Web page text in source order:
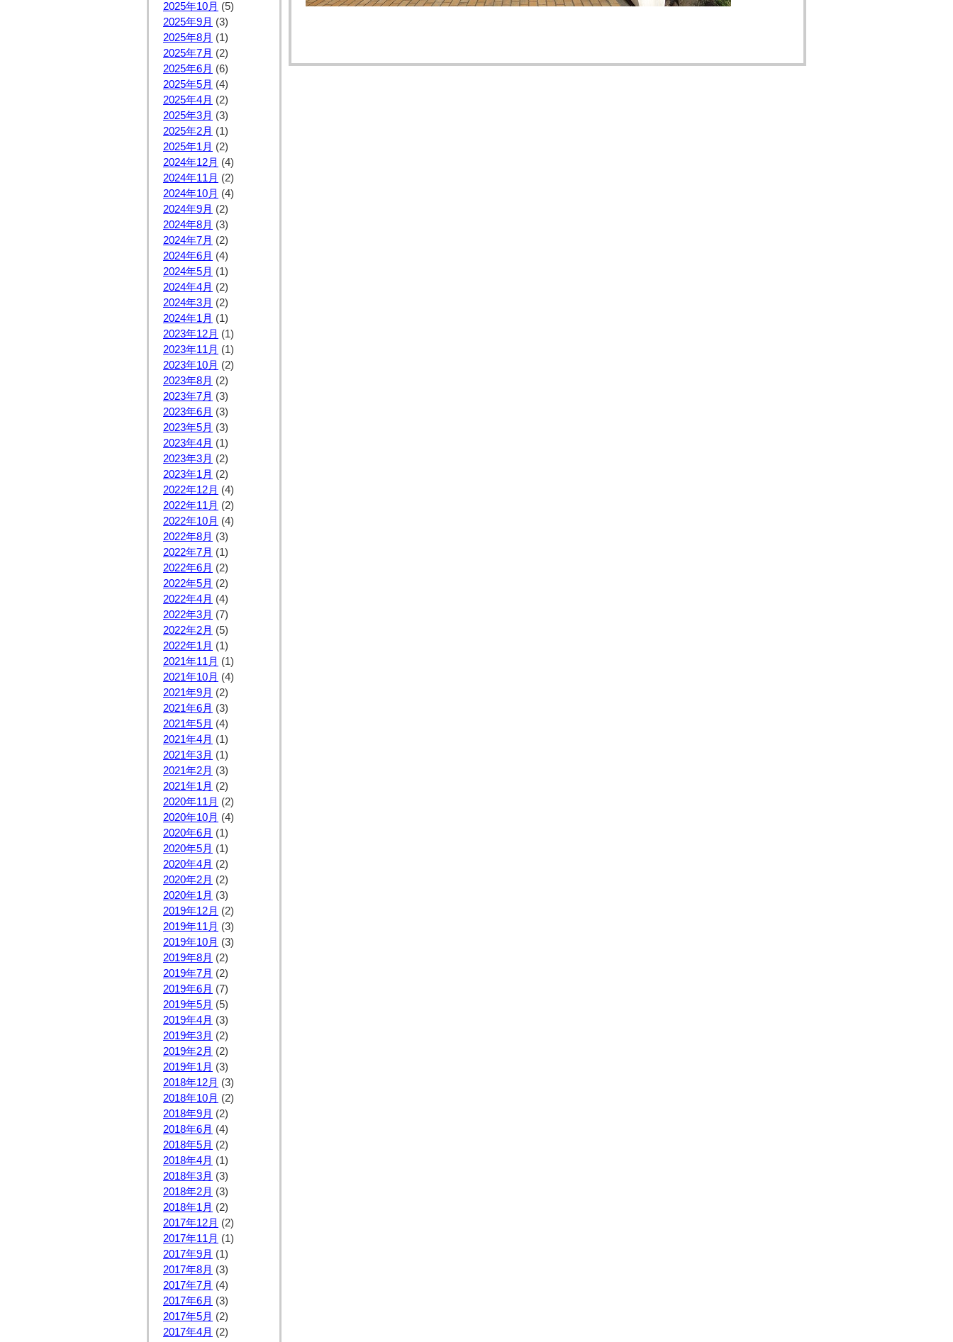
2025年10月 (5)
2025年9月 (3)
2025年8月 (1)
2025年7月 (2)
2025年6月 (6)
2025年5月 (4)
2025年4月 (2)
2025年3月 (3)
2025年2月 (1)
2025年1月 (2)
2024年12月 (4)
2024年11月 (2)
2024年10月 (4)
2024年9月 (2)
2024年8月 (3)
2024年7月 (2)
2024年6月 (4)
2024年5月 (1)
2024年4月 (2)
2024年3月 (2)
2024年1月 (1)
2023年12月 (1)
2023年11月 (1)
2023年10月 (2)
2023年8月 (2)
2023年7月 (3)
2023年6月 (3)
2023年5月 (3)
2023年4月 (1)
2023年3月 (2)
2023年1月 (2)
2022年12月 (4)
2022年11月 (2)
2022年10月 (4)
2022年8月 (3)
2022年7月 (1)
2022年6月 (2)
2022年5月 (2)
2022年4月 (4)
2022年3月 (7)
2022年2月 (5)
2022年1月 (1)
2021年11月 (1)
2021年10月 (4)
2021年9月 (2)
2021年6月 (3)
2021年5月 (4)
2021年4月 (1)
2021年3月 (1)
2021年2月 (3)
2021年1月 (2)
2020年11月 (2)
2020年10月 (4)
2020年6月 (1)
2020年5月 (1)
2020年4月 (2)
2020年2月 (2)
2020年1月 (3)
2019年12月 (2)
2019年11月 (3)
2019年10月 (3)
2019年8月 (2)
2019年7月 (2)
2019年6月 (7)
2019年5月 (5)
2019年4月 (3)
2019年3月 (2)
2019年2月 (2)
2019年1月 (3)
2018年12月 (3)
2018年10月 (2)
2018年9月 (2)
2018年6月 (4)
2018年5月 (2)
2018年4月 (1)
2018年3月 (3)
2018年2月 (3)
2018年1月 (2)
2017年12月 (2)
2017年11月 (1)
2017年9月 (1)
2017年8月 (3)
2017年7月 (4)
2017年6月 (3)
2017年5月 (2)
2017年4月 (2)